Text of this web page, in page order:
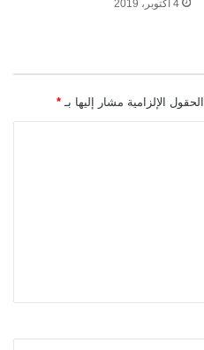
4 أكتوبر، 2019
الحقول الإلزامية مشار إليها بـ *